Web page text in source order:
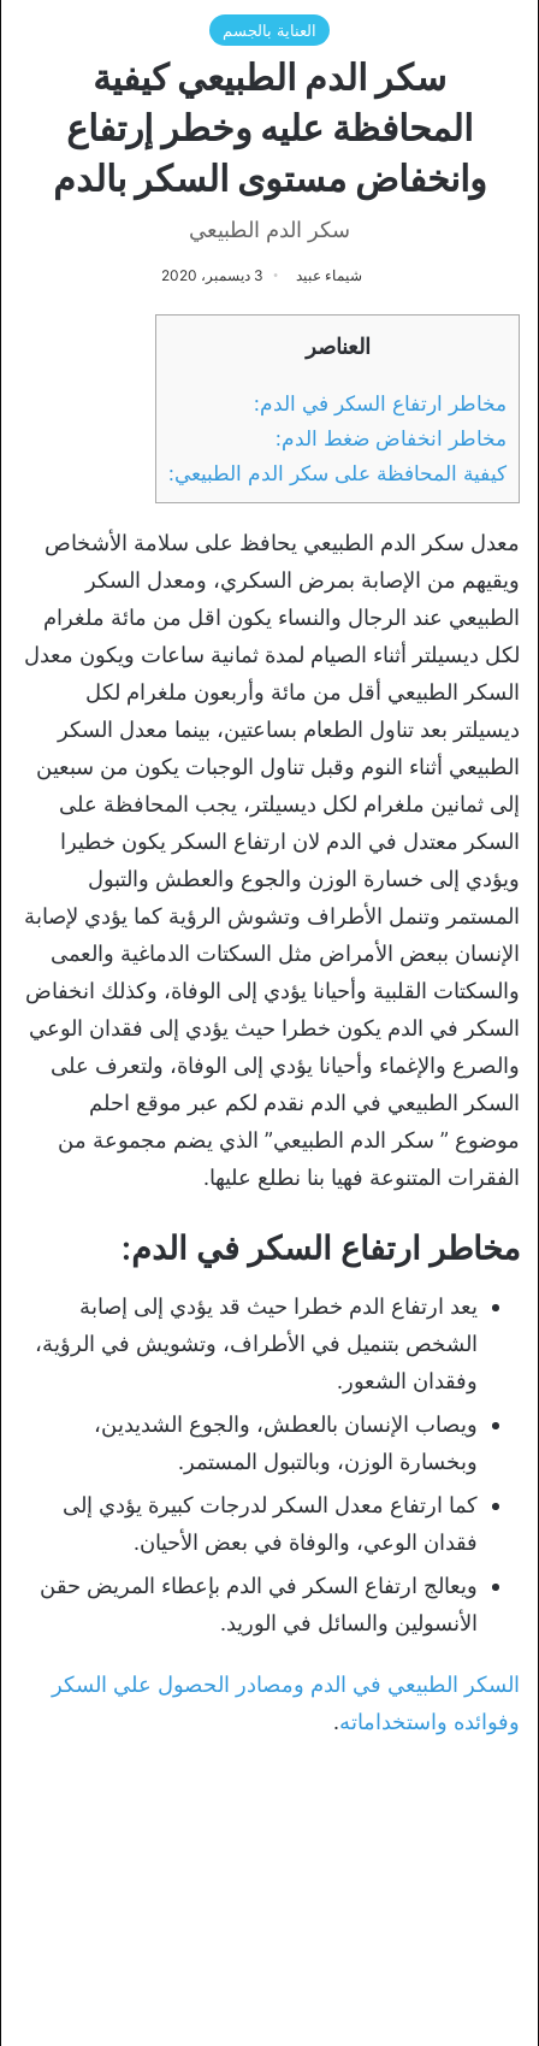
العناية بالجسم
سكر الدم الطبيعي كيفية
المحافظة عليه وخطر إرتفاع
وانخفاض مستوى السكر بالدم
سكر الدم الطبيعي
شيماء عبيد 3 ديسمبر، 2020
العناصر
مخاطر ارتفاع السكر في الدم:
مخاطر انخفاض ضغط الدم:
كيفية المحافظة على سكر الدم الطبيعي:
معدل سكر الدم الطبيعي يحافظ على سلامة الأشخاص
ويقيهم من الإصابة بمرض السكري، ومعدل السكر
الطبيعي عند الرجال والنساء يكون اقل من مائة ملغرام
لكل ديسيلتر أثناء الصيام لمدة ثمانية ساعات ويكون معدل
السكر الطبيعي أقل من مائة وأربعون ملغرام لكل
ديسيلتر بعد تناول الطعام بساعتين، بينما معدل السكر
الطبيعي أثناء النوم وقبل تناول الوجبات يكون من سبعين
إلى ثمانين ملغرام لكل ديسيلتر، يجب المحافظة على
السكر معتدل في الدم لان ارتفاع السكر يكون خطيرا
ويؤدي إلى خسارة الوزن والجوع والعطش والتبول
المستمر وتنمل الأطراف وتشوش الرؤية كما يؤدي لإصابة
الإنسان ببعض الأمراض مثل السكتات الدماغية والعمى
والسكتات القلبية وأحيانا يؤدي إلى الوفاة، وكذلك انخفاض
السكر في الدم يكون خطرا حيث يؤدي إلى فقدان الوعي
والصرع والإغماء وأحيانا يؤدي إلى الوفاة، ولتعرف على
السكر الطبيعي في الدم نقدم لكم عبر موقع احلم
موضوع ” سكر الدم الطبيعي” الذي يضم مجموعة من
الفقرات المتنوعة فهيا بنا نطلع عليها.
مخاطر ارتفاع السكر في الدم:
يعد ارتفاع الدم خطرا حيث قد يؤدي إلى إصابة
الشخص بتنميل في الأطراف، وتشويش في الرؤية،
وفقدان الشعور.
ويصاب الإنسان بالعطش، والجوع الشديدين،
وبخسارة الوزن، وبالتبول المستمر.
كما ارتفاع معدل السكر لدرجات كبيرة يؤدي إلى
فقدان الوعي، والوفاة في بعض الأحيان.
ويعالج ارتفاع السكر في الدم بإعطاء المريض حقن
الأنسولين والسائل في الوريد.
السكر الطبيعي في الدم ومصادر الحصول علي السكر
وفوائده واستخداماته.